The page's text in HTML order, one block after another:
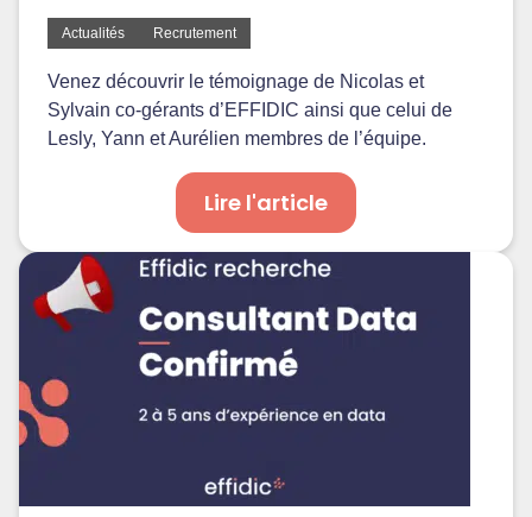
Actualités Recrutement
Venez découvrir le témoignage de Nicolas et
Sylvain co-gérants d’EFFIDIC ainsi que celui de
Lesly, Yann et Aurélien membres de l’équipe.
Lire l'article